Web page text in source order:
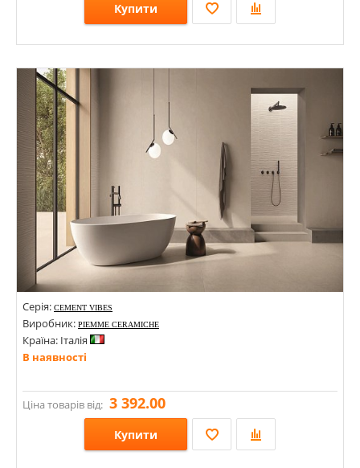
Купити
Розміри: 1197х600х8;
Стилі: Під камінь;
Кольори:
Серія: CEMENT VIBES
Виробник: PIEMME CERAMICHE
Країна: Італія
В наявності
Ціна товарів від: 3 392.00
Купити